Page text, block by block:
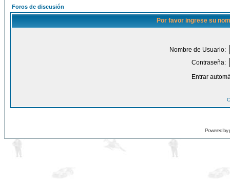
Foros de discusión
Por favor ingrese su
Nombre de Usuario:
Contraseña:
Entrar
Powered by